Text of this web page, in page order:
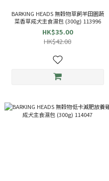
BARKING HEADS 無穀物草飼羊田園蔬
菜香草成犬主食濕包 (300g) 113996
HK$35.00
HK$42.00